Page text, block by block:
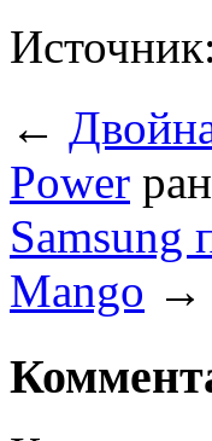
←
Power
Samsung
Mango →